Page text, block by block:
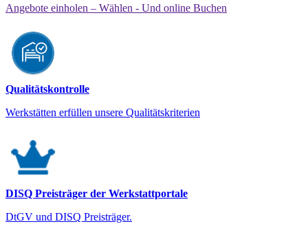
Angebote einholen – Wählen - Und online Buchen
Qualitätskontrolle
Werkstätten erfüllen unsere Qualitätskriterien
DISQ Preisträger der Werkstattportale
DtGV und DISQ Preisträger.